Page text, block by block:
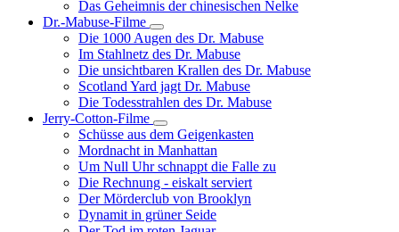
Filme
Das Geheimnis der chinesischen Nelke
Dr.-Mabuse-Filme
Unternavigation
von
Dr.-
Mabuse-
Filme
Die 1000 Augen des Dr. Mabuse
Im Stahlnetz des Dr. Mabuse
Die unsichtbaren Krallen des Dr. Mabuse
Scotland Yard jagt Dr. Mabuse
Die Todesstrahlen des Dr. Mabuse
Jerry-Cotton-Filme
Unternavigation
von
Jerry-
Cotton-
Filme
Schüsse aus dem Geigenkasten
Mordnacht in Manhattan
Um Null Uhr schnappt die Falle zu
Die Rechnung - eiskalt serviert
Der Mörderclub von Brooklyn
Dynamit in grüner Seide